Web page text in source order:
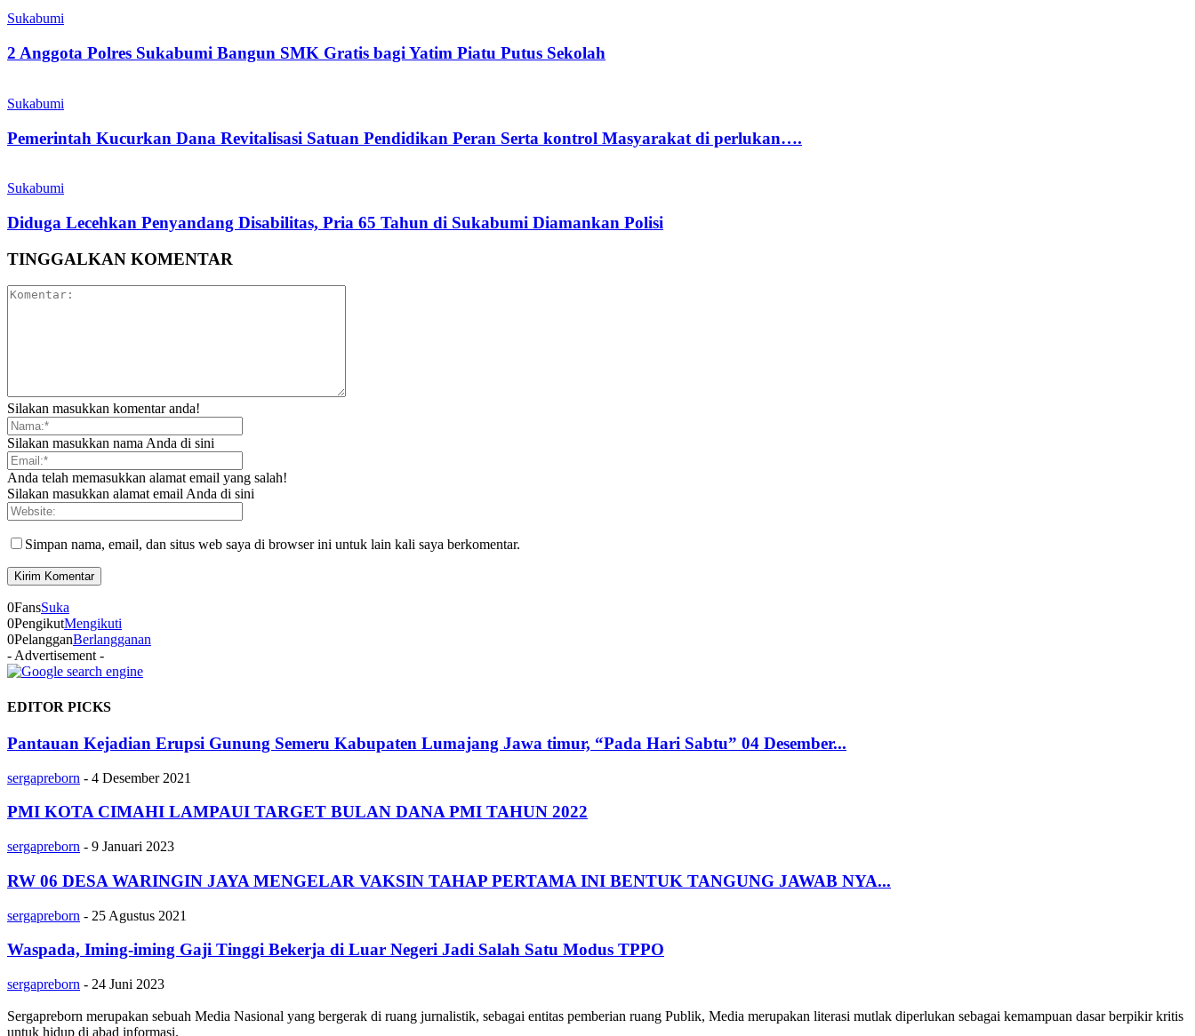
Sukabumi
2 Anggota Polres Sukabumi Bangun SMK Gratis bagi Yatim Piatu Putus Sekolah
Sukabumi
Pemerintah Kucurkan Dana Revitalisasi Satuan Pendidikan Peran Serta kontrol Masyarakat di perlukan….
Sukabumi
Diduga Lecehkan Penyandang Disabilitas, Pria 65 Tahun di Sukabumi Diamankan Polisi
TINGGALKAN KOMENTAR
Silakan masukkan komentar anda!
Silakan masukkan nama Anda di sini
Anda telah memasukkan alamat email yang salah!
Silakan masukkan alamat email Anda di sini
Simpan nama, email, dan situs web saya di browser ini untuk lain kali saya berkomentar.
0FansSuka
0PengikutMengikuti
0PelangganBerlangganan
- Advertisement -
EDITOR PICKS
Pantauan Kejadian Erupsi Gunung Semeru Kabupaten Lumajang Jawa timur, “Pada Hari Sabtu” 04 Desember...
sergapreborn - 4 Desember 2021
PMI KOTA CIMAHI LAMPAUI TARGET BULAN DANA PMI TAHUN 2022
sergapreborn - 9 Januari 2023
RW 06 DESA WARINGIN JAYA MENGELAR VAKSIN TAHAP PERTAMA INI BENTUK TANGUNG JAWAB NYA...
sergapreborn - 25 Agustus 2021
Waspada, Iming-iming Gaji Tinggi Bekerja di Luar Negeri Jadi Salah Satu Modus TPPO
sergapreborn - 24 Juni 2023
Sergapreborn merupakan sebuah Media Nasional yang bergerak di ruang jurnalistik, sebagai entitas pemberian ruang Publik, Media merupakan literasi mutlak diperlukan sebagai kemampuan dasar berpikir kritis
untuk hidup di abad informasi.